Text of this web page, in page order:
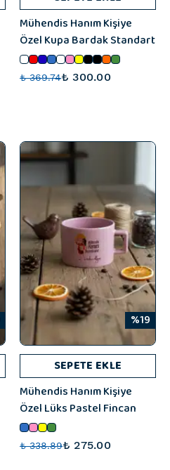
Mühendis Hanım Kişiye
Özel Kupa Bardak Standart
₺ 369.74₺ 300.00
%19
SEPETE EKLE
Mühendis Hanım Kişiye
Özel Lüks Pastel Fincan
₺ 338.89₺ 275.00